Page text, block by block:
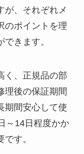
が、それぞれメ
のポイントを理
きます。
く、正規品の部
理後の保証期間
期間安心して使
～14日程度かか
す。